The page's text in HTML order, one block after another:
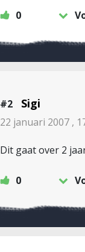
0
#2 Sigi
22 januari 2007 ,
Dit gaat over 2
0